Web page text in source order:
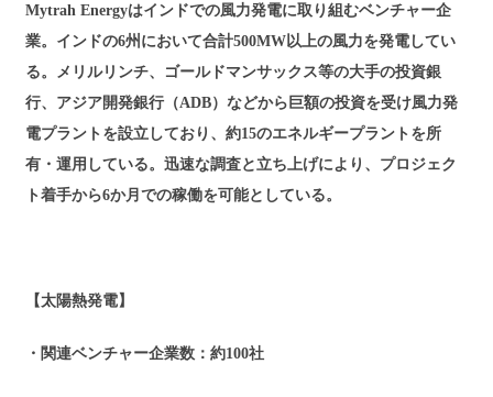
Mytrah Energyはインドでの風力発電に取り組むベンチャー企
業。インドの6州において合計500MW以上の風力を発電してい
る。メリルリンチ、ゴールドマンサックス等の大手の投資銀
行、アジア開発銀行（ADB）などから巨額の投資を受け風力発
電プラントを設立しており、約15のエネルギープラントを所
有・運用している。迅速な調査と立ち上げにより、プロジェク
ト着手から6か月での稼働を可能としている。
【太陽熱発電】
・関連ベンチャー企業数：約100社